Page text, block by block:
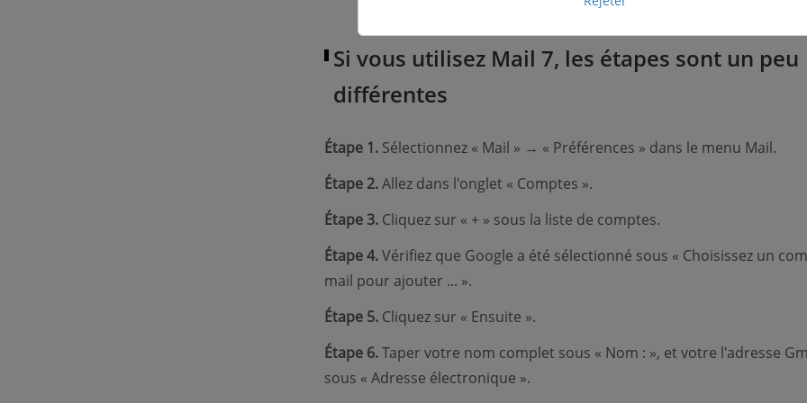
Si vous utilisez Mail 7, les étapes sont un peu
différentes
Étape 1.Sélectionnez « Mail » → « Préférences » dans le menu Mail.
Étape 2.Allez dans l'onglet « Comptes ».
Étape 3.Cliquez sur « + » sous la liste de comptes.
Étape 4.Vérifiez que Google a été sélectionné sous « Choisissez un
mail pour ajouter ... ».
Étape 5.Cliquez sur « Ensuite ».
Étape 6.Taper votre nom complet sous « Nom : », et votre l'adresse
sous « Adresse électronique ».